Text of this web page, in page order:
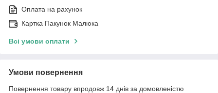
Оплата на рахунок
Картка Пакунок Малюка
Всі умови оплати
Умови повернення
Повернення товару впродовж 14 днів за домовленістю